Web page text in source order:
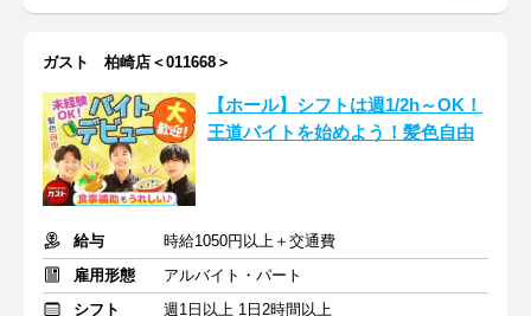
ガスト 柏崎店＜011668＞
【ホール】シフトは週1/2h～OK！
王道バイトを始めよう！髪色自由
給与
時給1050円以上＋交通費
雇用形態
アルバイト・パート
シフト
週1日以上 1日2時間以上